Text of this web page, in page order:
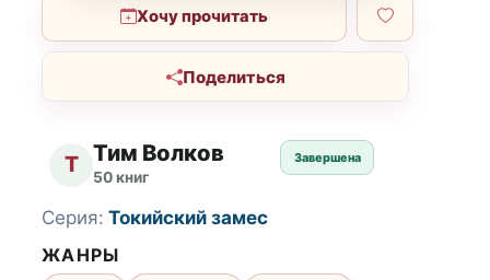
Хочу прочитать
Поделиться
Т Тим Волков
50 книг
Завершена
Серия: Токийский замес
ЖАНРЫ